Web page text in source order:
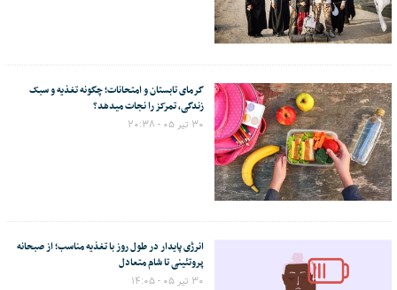
گرمای تابستان و امتحانات؛ چگونه تغذیه و سبک
زندگی، تمرکز را نجات میدهد؟
۳۰ تیر ۰۵ - ۲۰:۳۸
انرژی پایدار در طول روز با تغذیه مناسب؛ از صبحانه
پروتئینی تا شام متعادل
۳۰ تیر ۰۵ - ۱۴:۰۵